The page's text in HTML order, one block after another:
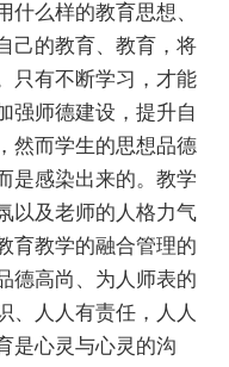
什么样的教育思想、
己的教育、教育，将
只有不断学习，才能
强师德建设，提升自
然而学生的思想品德
是感染出来的。教学
以及老师的人格力气
育教学的融合管理的
德高尚、为人师表的
、人人有责任，人人
是心灵与心灵的沟